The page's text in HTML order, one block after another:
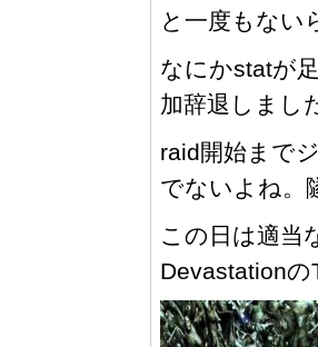
と一度もない
なにかstatが
加辞退しまし
raid開始まで
でないよね。
この日は適当
Devastationの